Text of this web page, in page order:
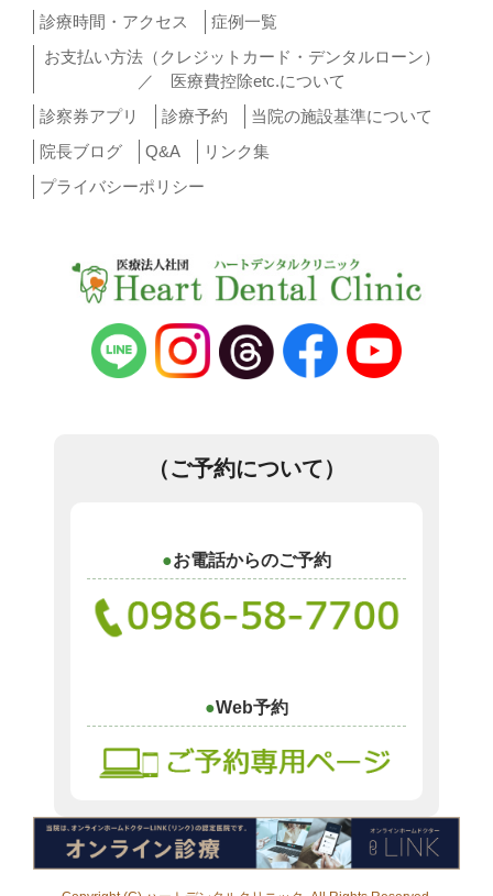
診療時間・アクセス
症例一覧
お支払い方法（クレジットカード・デンタルローン）
／ 医療費控除etc.について
診察券アプリ
診療予約
当院の施設基準について
院長ブログ
Q&A
リンク集
プライバシーポリシー
（ご予約について）
お電話からのご予約
Web予約